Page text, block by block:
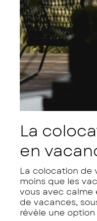
La
en
La colocation de
moins que les
vous avec calme
de vacances,
révèle une